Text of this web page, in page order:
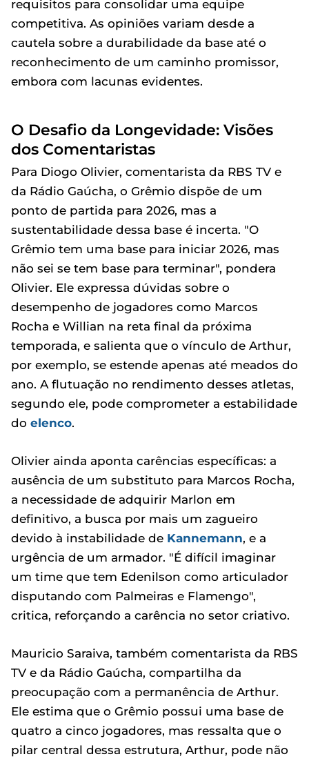
requisitos para consolidar uma equipe
competitiva. As opiniões variam desde a
cautela sobre a durabilidade da base até o
reconhecimento de um caminho promissor,
embora com lacunas evidentes.
O Desafio da Longevidade: Visões
dos Comentaristas
Para Diogo Olivier, comentarista da RBS TV e
da Rádio Gaúcha, o Grêmio dispõe de um
ponto de partida para 2026, mas a
sustentabilidade dessa base é incerta. "O
Grêmio tem uma base para iniciar 2026, mas
não sei se tem base para terminar", pondera
Olivier. Ele expressa dúvidas sobre o
desempenho de jogadores como Marcos
Rocha e Willian na reta final da próxima
temporada, e salienta que o vínculo de Arthur,
por exemplo, se estende apenas até meados do
ano. A flutuação no rendimento desses atletas,
segundo ele, pode comprometer a estabilidade
do elenco.
Olivier ainda aponta carências específicas: a
ausência de um substituto para Marcos Rocha,
a necessidade de adquirir Marlon em
definitivo, a busca por mais um zagueiro
devido à instabilidade de Kannemann, e a
urgência de um armador. "É difícil imaginar
um time que tem Edenilson como articulador
disputando com Palmeiras e Flamengo",
critica, reforçando a carência no setor criativo.
Mauricio Saraiva, também comentarista da RBS
TV e da Rádio Gaúcha, compartilha da
preocupação com a permanência de Arthur.
Ele estima que o Grêmio possui uma base de
quatro a cinco jogadores, mas ressalta que o
pilar central dessa estrutura, Arthur, pode não